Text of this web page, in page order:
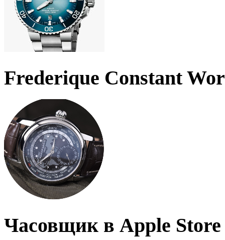
Frederique Constant
Часовщик в Apple Store